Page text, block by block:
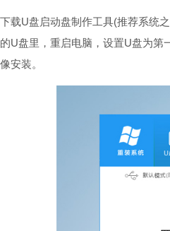
下载U盘启动盘制作工具(推荐系统
的U盘里，重启电脑，设置U盘为第
像安装。